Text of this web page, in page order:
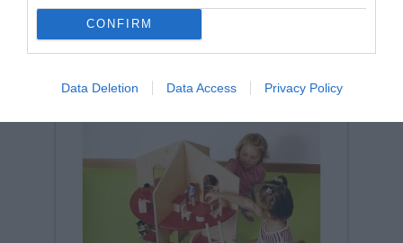
CONFIRM
Data Deletion Data Access Privacy Policy